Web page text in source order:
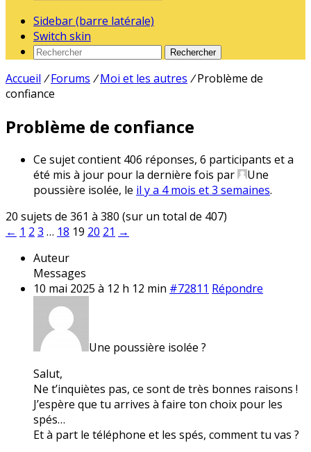
Sidebar (barre latérale)
Switch skin
Rechercher
Accueil / Forums / Moi et les autres / Problème de
confiance
Problème de confiance
Ce sujet contient 406 réponses, 6 participants et a
été mis à jour pour la dernière fois par
Une
poussière isolée, le il y a 4 mois et 3 semaines.
20 sujets de 361 à 380 (sur un total de 407)
← 1 2 3 … 18 19 20 21 →
Auteur
Messages
10 mai 2025 à 12 h 12 min #72811 Répondre
Une poussière isolée ?
Salut,
Ne t’inquiètes pas, ce sont de très bonnes raisons !
J’espère que tu arrives à faire ton choix pour les
spés…
Et à part le téléphone et les spés, comment tu vas ?